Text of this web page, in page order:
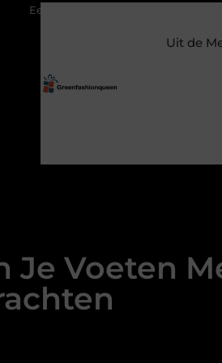
bijbaan met verantwoordelijkheid
Uit de
Voeten